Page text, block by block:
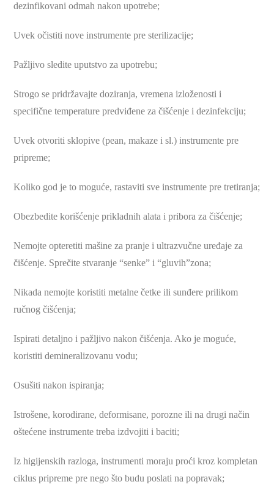
dezinfikovani odmah nakon upotrebe;
Uvek očistiti nove instrumente pre sterilizacije;
Pažljivo sledite uputstvo za upotrebu;
Strogo se pridržavajte doziranja, vremena izloženosti i
specifične temperature predviđene za čišćenje i dezinfekciju;
Uvek otvoriti sklopive (pean, makaze i sl.) instrumente pre
pripreme;
Koliko god je to moguće, rastaviti sve instrumente pre tretiranja;
Obezbedite korišćenje prikladnih alata i pribora za čišćenje;
Nemojte opteretiti mašine za pranje i ultrazvučne uređaje za
čišćenje. Sprečite stvaranje “senke” i “gluvih”zona;
Nikada nemojte koristiti metalne četke ili sunđere prilikom
ručnog čišćenja;
Ispirati detaljno i pažljivo nakon čišćenja. Ako je moguće,
koristiti demineralizovanu vodu;
Osušiti nakon ispiranja;
Istrošene, korodirane, deformisane, porozne ili na drugi način
oštećene instrumente treba izdvojiti i baciti;
Iz higijenskih razloga, instrumenti moraju proći kroz kompletan
ciklus pripreme pre nego što budu poslati na popravak;